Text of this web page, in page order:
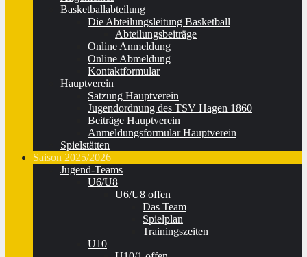
Basketballabteilung
Die Abteilungsleitung Basketball
Abteilungsbeiträge
Online Anmeldung
Online Abmeldung
Kontaktformular
Hauptverein
Satzung Hauptverein
Jugendordnung des TSV Hagen 1860
Beiträge Hauptverein
Anmeldungsformular Hauptverein
Spielstätten
Saison 2025/2026
Jugend-Teams
U6/U8
U6/U8 offen
Das Team
Spielplan
Trainingszeiten
U10